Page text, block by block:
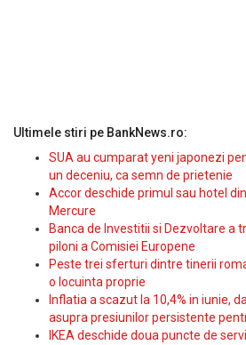
Ultimele stiri pe BankNews.ro:
SUA au cumparat yeni japonezi
un deceniu, ca semn de prietenie
Accor deschide primul sau hotel
Mercure
Banca de Investitii si Dezvoltare a
piloni a Comisiei Europene
Peste trei sferturi dintre tinerii
o locuinta proprie
Inflatia a scazut la 10,4% in iunie,
asupra presiunilor persistente
IKEA deschide doua puncte de